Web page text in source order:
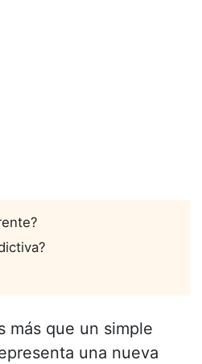
más que un simple
una nueva